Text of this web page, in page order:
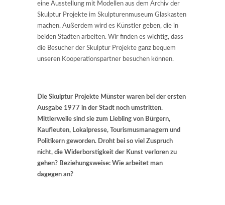
eine Ausstellung mit Modellen aus dem Archiv der
Skulptur Projekte im Skulpturenmuseum Glaskasten
machen. Außerdem wird es Künstler geben, die in
beiden Städten arbeiten. Wir finden es wichtig, dass
die Besucher der Skulptur Projekte ganz bequem
unseren Kooperationspartner besuchen können.
Die Skulptur Projekte Münster waren bei der ersten
Ausgabe 1977 in der Stadt noch umstritten.
Mittlerweile sind sie zum Liebling von Bürgern,
Kaufleuten, Lokalpresse, Tourismusmanagern und
Politikern geworden. Droht bei so viel Zuspruch
nicht, die Widerborstigkeit der Kunst verloren zu
gehen? Beziehungsweise: Wie arbeitet man
dagegen an?